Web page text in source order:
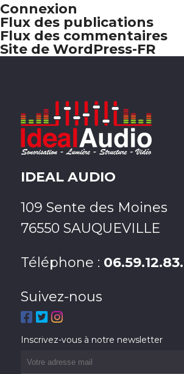
Connexion
Flux des publications
Flux des commentaires
Site de WordPress-FR
IDEAL AUDIO
109 Sente des Moines
76550 SAUQUEVILLE
Téléphone :
Suivez-nous
Inscrivez-vous à notre newsletter